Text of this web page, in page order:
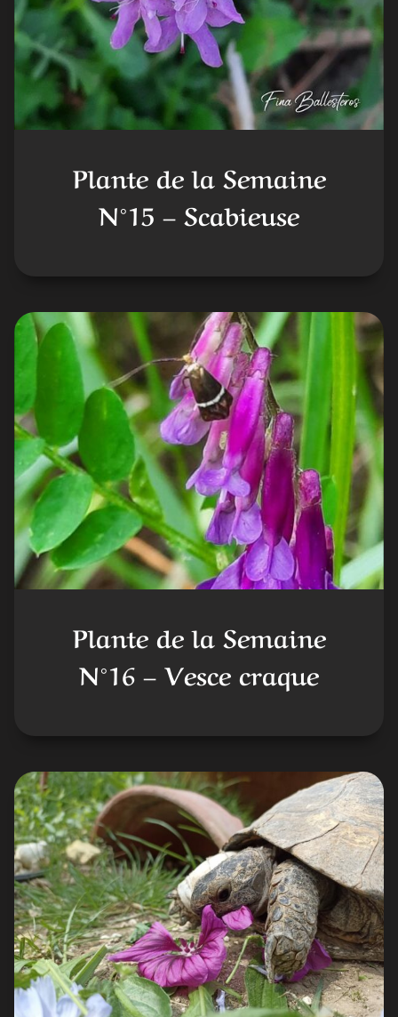
Plante de la Semaine
N°15 – Scabieuse
Plante de la Semaine
N°16 – Vesce craque